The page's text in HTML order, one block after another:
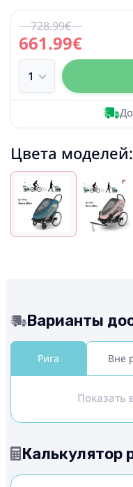
661.99€
728.99€
Цвета моделей:
Варианты
Рига Вне
Показать
Калькулятор